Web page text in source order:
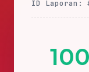
ID Laporan:
100